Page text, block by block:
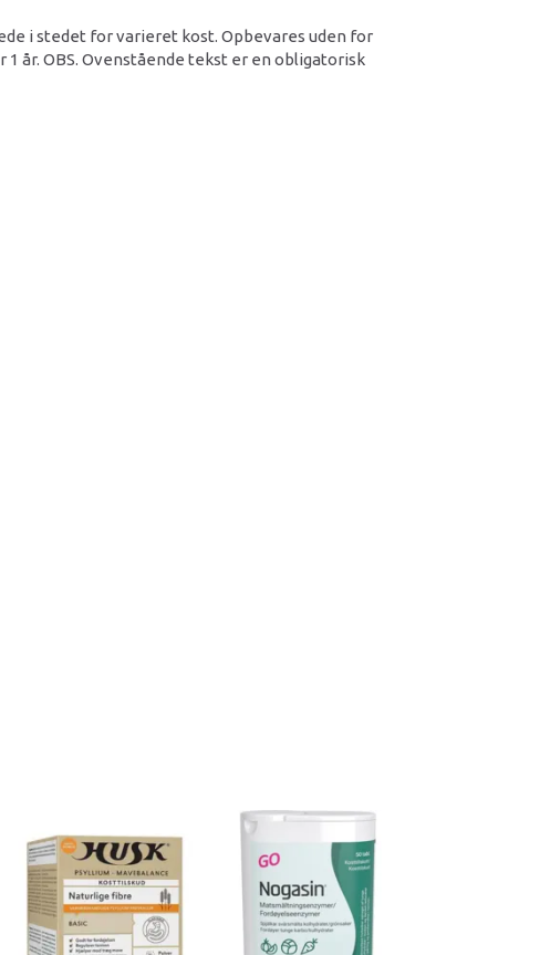
i stedet for varieret kost. Opbevares uden for
år. OBS. Ovenstående tekst er en obligatorisk